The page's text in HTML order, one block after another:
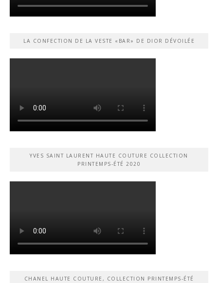
LA CONFECTION DE LA VESTE «BAR» DE DIOR DÉVOILÉE
YVES SAINT LAURENT HAUTE COUTURE COLLECTION
PRINTEMPS-ÉTÉ 2020
CHANEL HAUTE COUTURE, COLLECTION PRINTEMPS-ÉTÉ